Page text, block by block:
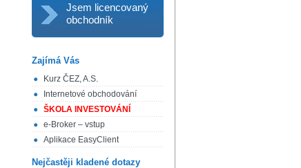
Jsem licencovaný
obchodník
Zajímá Vás
Kurz ČEZ, A.S.
Internetové obchodování
ŠKOLA INVESTOVÁNÍ
e-Broker – vstup
Aplikace EasyClient
Nejčastěji kladené dotazy